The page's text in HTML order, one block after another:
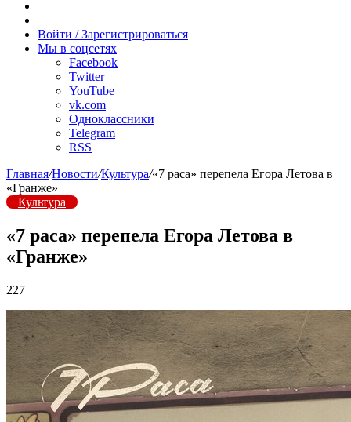
радио
Войти / Зарегистрироваться
Мы в соцсетях
Facebook
Twitter
YouTube
vk.com
Одноклассники
Telegram
RSS
Главная/Новости/Культура/«7 раса» перепела Егора Летова в
«Гранже»
Культура
«7 раса» перепела Егора Летова в
«Гранже»
227